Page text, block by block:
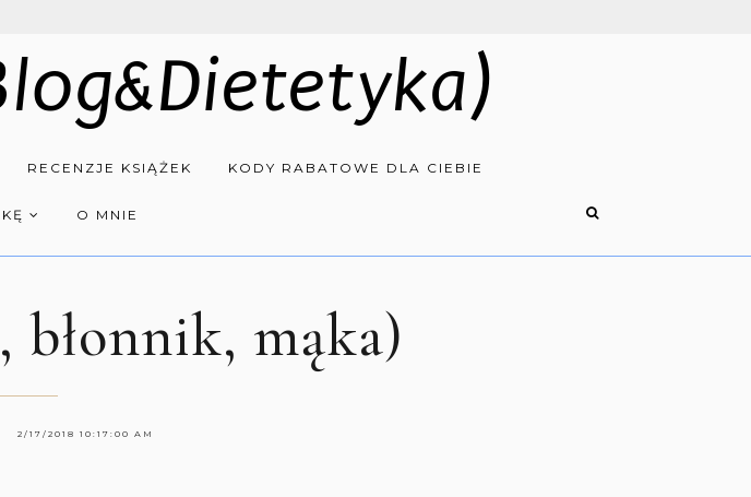
RECENZJE KSIĄŻEK KODY RABATOWE DLA CIEBIE
O MNIE
błonnik, mąka)
2/17/2018 10:17:00 AM